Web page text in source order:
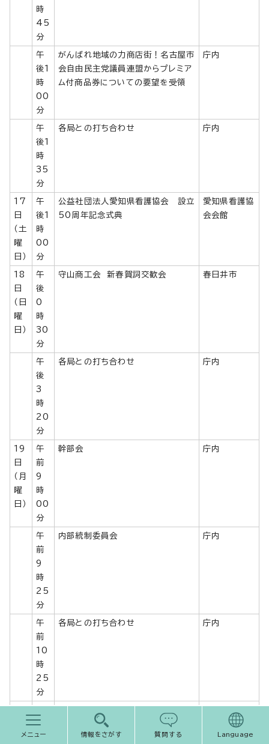
時
45
分
午
後1
時
00
分
がんばれ地域の力商店街！名古屋市
会自由民主党議員連盟からプレミア
ム付商品券についての要望を受領
庁内
午
後1
時
35
分
各局との打ち合わせ 庁内
17
日
（土
曜
日）
午
後1
時
00
分
公益社団法人愛知県看護協会 設立
50周年記念式典
愛知県看護協
会会館
18
日
（日
曜
日）
午
後
0
時
30
分
守山商工会 新春賀詞交歓会 春日井市
午
後
3
時
20
分
各局との打ち合わせ 庁内
19
日
（月
曜
日）
午
前
9
時
00
分
幹部会 庁内
午
前
9
時
25
分
内部統制委員会 庁内
午
前
10
時
25
分
各局との打ち合わせ 庁内
後
2
オン 表敬訪問
メニュー 情報をさがす 質問する Language